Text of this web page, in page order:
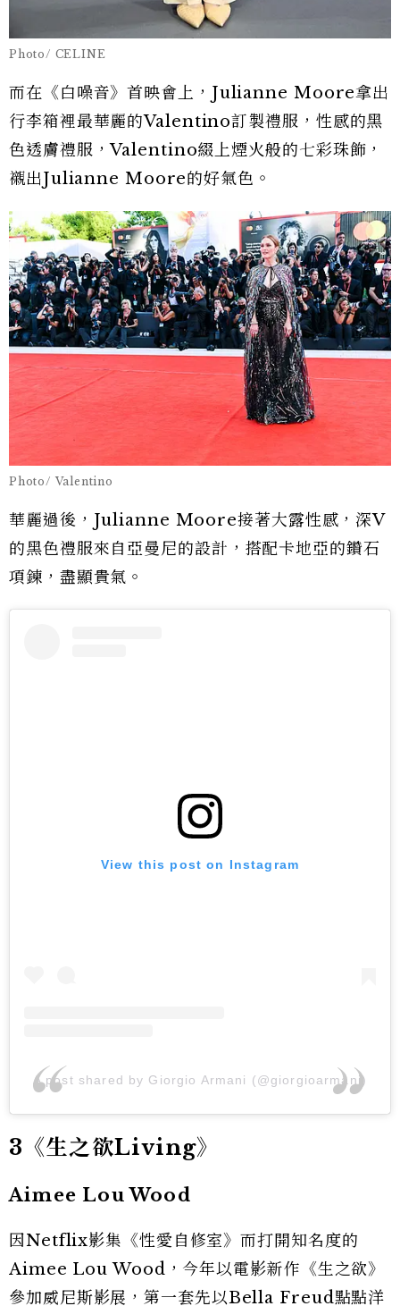
Photo/ CELINE
而在《白噪音》首映會上，Julianne Moore拿出
行李箱裡最華麗的Valentino訂製禮服，性感的黑
色透膚禮服，Valentino綴上煙火般的七彩珠飾，
襯出Julianne Moore的好氣色。
Photo/ Valentino
華麗過後，Julianne Moore接著大露性感，深V
的黑色禮服來自亞曼尼的設計，搭配卡地亞的鑽石
項鍊，盡顯貴氣。
View this post on Instagram
A post shared by Giorgio Armani (@giorgioarmani)
3《生之欲Living》
Aimee Lou Wood
因Netflix影集《性愛自修室》而打開知名度的
Aimee Lou Wood，今年以電影新作《生之欲》
參加威尼斯影展，第一套先以Bella Freud點點洋